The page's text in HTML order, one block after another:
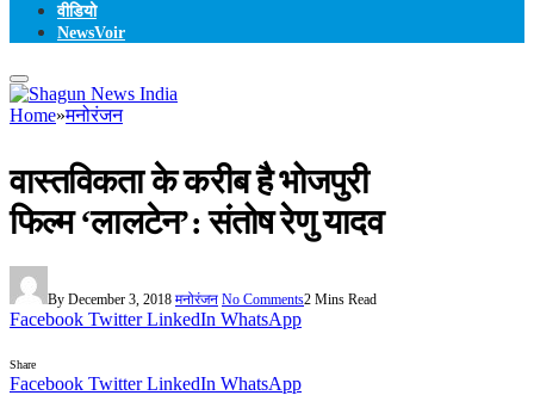
वीडियो
NewsVoir
Home»मनोरंजन
वास्‍तविकता के करीब है भोजपुरी
फिल्‍म ‘लालटेन’: संतोष रेणु यादव
By December 3, 2018 मनोरंजन No Comments2 Mins Read
Facebook Twitter LinkedIn WhatsApp
Share
Facebook Twitter LinkedIn WhatsApp